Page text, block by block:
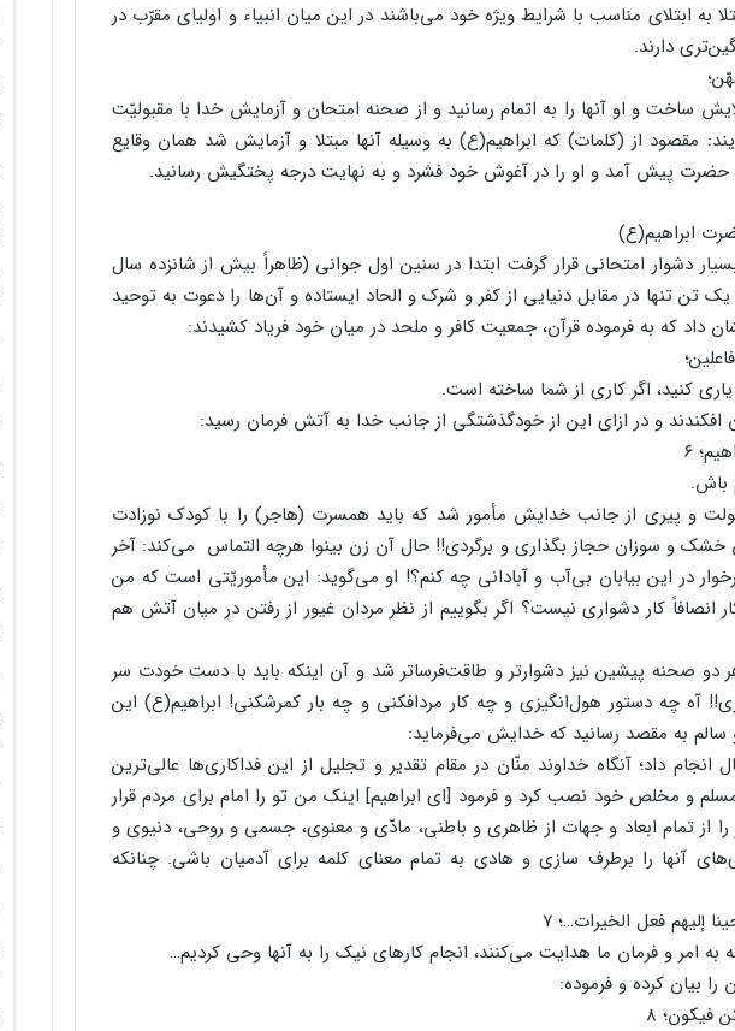
به ابتلای مناسب با شرایط ویژه خود می‌باشند در این میان انبیاء و اولیای مقرّب در
دارند.
ساخت و او آنها را به اتمام رسانید و از صحنه امتحان و آزمایش خدا با مقبولیّت
مقصود از (کلمات) که ابراهیم(ع) به وسیله آنها مبتلا و آزمایش شد همان وقایع
حضرت پیش آمد و او را در آغوش خود فشرد و به نهایت درجه پختگیش رسانید.
ابراهیم(ع)
دشوار امتحانی قرار گرفت ابتدا در سنین اول جوانی (ظاهراً بیش از شانزده سال
تن تنها در مقابل دنیایی از کفر و شرک و الحاد ایستاده و آن‌ها را دعوت به توحید
داد که به فرموده قرآن، جمعیت کافر و ملحد در میان خود فریاد کشیدند:
کنید، اگر کاری از شما ساخته است.
افکندند و در ازای این از خودگذشتگی از جانب خدا به آتش فرمان رسید:
۶
باش.
و پیری از جانب خدایش مأمور شد که باید همسرت (هاجر) را با کودک نوزادت
خشک و سوزان حجاز بگذاری و برگردی!! حال آن زن بینوا هرچه التماس می‌کند: آخر
در این بیابان بی‌آب و آبادانی چه کنم؟! او می‌گوید: این مأموریّتی است که من
انصافاً کار دشواری نیست؟ اگر بگوییم از نظر مردان غیور از رفتن در میان آتش هم
دو صحنه پیشین نیز دشوارتر و طاقت‌فرساتر شد و آن اینکه باید با دست خودت سر
آه چه دستور هول‌انگیزی و چه کار مردافکنی و چه بار کمرشکنی! ابراهیم(ع) این
به مقصد رسانید که خدایش می‌فرماید:
انجام داد؛ آنگاه خداوند منّان در مقام تقدیر و تجلیل از این فداکاری‌ها عالی‌ترین
مسلم و مخلص خود نصب کرد و فرمود [ای ابراهیم] اینک من تو را امام برای مردم قرار
را از تمام ابعاد و جهات از ظاهری و باطنی، مادّی و معنوی، جسمی و روحی، دنیوی و
آنها را برطرف سازی و هادی به تمام معنای کلمه برای آدمیان باشی. چنانکه
إلیهم فعل الخیرات…؛ ۷
که به امر و فرمان ما هدایت می‌کنند، انجام کارهای نیک را به آنها وحی کردیم…
بیان کرده و فرموده:
فیکون؛ ۸